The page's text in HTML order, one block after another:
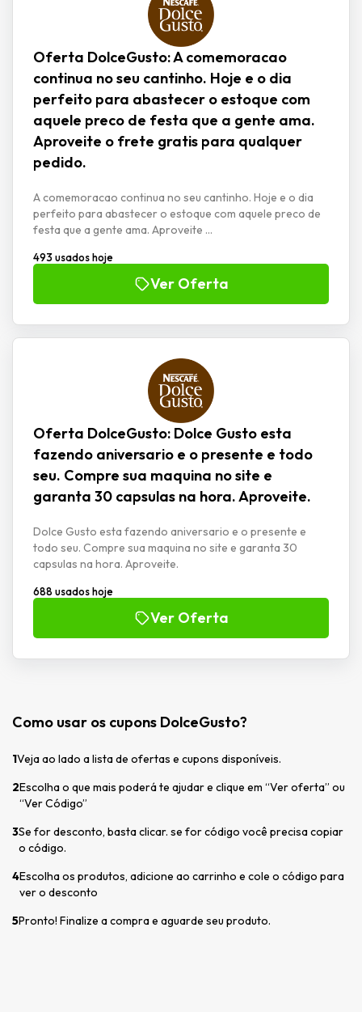
Oferta DolceGusto: A comemoracao
continua no seu cantinho. Hoje e o dia
perfeito para abastecer o estoque com
aquele preco de festa que a gente ama.
Aproveite o frete gratis para qualquer
pedido.
A comemoracao continua no seu cantinho. Hoje e o dia
perfeito para abastecer o estoque com aquele preco de
festa que a gente ama. Aproveite ...
493 usados hoje
Ver Oferta
Oferta DolceGusto: Dolce Gusto esta
fazendo aniversario e o presente e todo
seu. Compre sua maquina no site e
garanta 30 capsulas na hora. Aproveite.
Dolce Gusto esta fazendo aniversario e o presente e
todo seu. Compre sua maquina no site e garanta 30
capsulas na hora. Aproveite.
688 usados hoje
Ver Oferta
Como usar os cupons DolceGusto?
1Veja ao lado a lista de ofertas e cupons disponíveis.
2Escolha o que mais poderá te ajudar e clique em “Ver oferta” ou
“Ver Código”
3Se for desconto, basta clicar. se for código você precisa copiar
o código.
4Escolha os produtos, adicione ao carrinho e cole o código para
ver o desconto
5Pronto! Finalize a compra e aguarde seu produto.